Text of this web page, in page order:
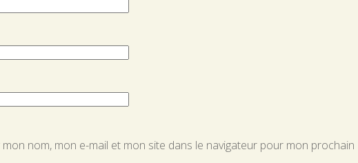
mon nom, mon e-mail et mon site dans le navigateur pour mon